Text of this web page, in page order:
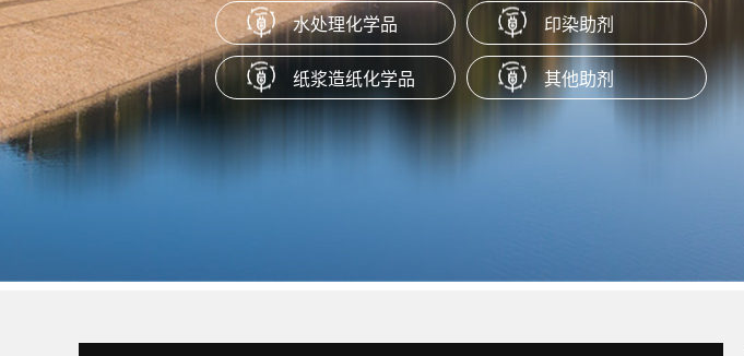
水处理化学品 印染助剂
纸浆造纸化学品 其他助剂
新型乳液型助留剂 LSR-30
新型乳液型助留剂LSR-30是一种低粘度，高浓度
的聚丙烯酰胺乳液。主要适用于各种瓦楞纸、箱
板纸、白板纸、文化纸、新闻纸、淋膜原纸等。